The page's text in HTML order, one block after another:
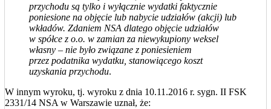
przychodu są tylko i wyłącznie wydatki faktycznie
poniesione na objęcie lub nabycie udziałów (akcji) lub
wkładów. Zdaniem NSA dlatego objęcie udziałów
w spółce z o.o. w zamian za niewykupiony weksel
własny – nie było związane z poniesieniem
przez podatnika wydatku, stanowiącego koszt
uzyskania przychodu.
W innym wyroku, tj. wyroku z dnia 10.11.2016 r. sygn. II FSK
2331/14 NSA w Warszawie uznał, że: